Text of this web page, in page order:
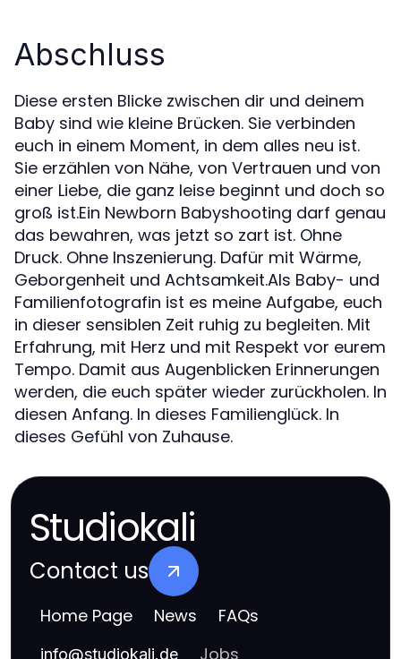
Abschluss
Diese ersten Blicke zwischen dir und deinem
Baby sind wie kleine Brücken. Sie verbinden
euch in einem Moment, in dem alles neu ist.
Sie erzählen von Nähe, von Vertrauen und von
einer Liebe, die ganz leise beginnt und doch so
groß ist.Ein Newborn Babyshooting darf genau
das bewahren, was jetzt so zart ist. Ohne
Druck. Ohne Inszenierung. Dafür mit Wärme,
Geborgenheit und Achtsamkeit.Als Baby- und
Familienfotografin ist es meine Aufgabe, euch
in dieser sensiblen Zeit ruhig zu begleiten. Mit
Erfahrung, mit Herz und mit Respekt vor eurem
Tempo. Damit aus Augenblicken Erinnerungen
werden, die euch später wieder zurückholen. In
diesen Anfang. In dieses Familienglück. In
dieses Gefühl von Zuhause.
Studiokali
Contact us
Home Page News FAQs
info@studiokali.de Jobs